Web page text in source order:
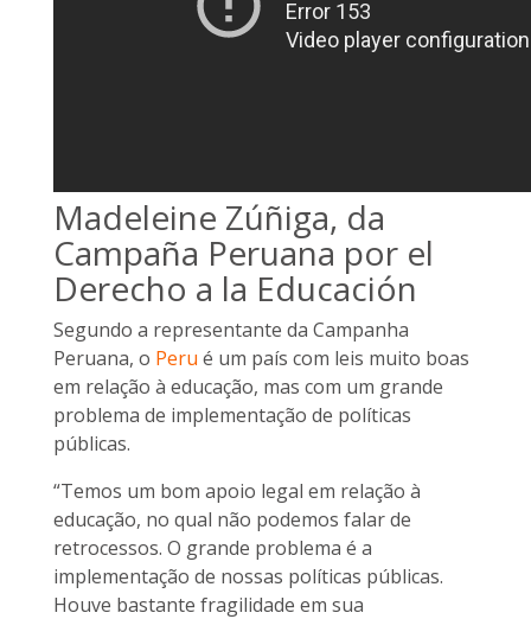
Madeleine Zúñiga, da
Campaña Peruana por el
Derecho a la Educación
Segundo a representante da Campanha
Peruana, o Peru é um país com leis muito boas
em relação à educação, mas com um grande
problema de implementação de políticas
públicas.
“Temos um bom apoio legal em relação à
educação, no qual não podemos falar de
retrocessos. O grande problema é a
implementação de nossas políticas públicas.
Houve bastante fragilidade em sua